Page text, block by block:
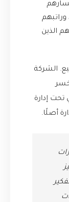
الذين
الشركة
تحت إدارة
أصلًا.